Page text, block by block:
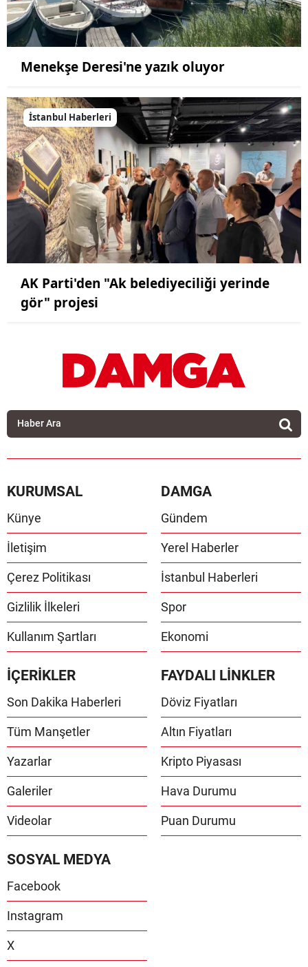
Menekşe Deresi'ne yazık oluyor
İstanbul Haberleri
AK Parti'den "Ak belediyeciliği yerinde
gör" projesi
KURUMSAL
Künye
İletişim
Çerez Politikası
Gizlilik İlkeleri
Kullanım Şartları
DAMGA
Gündem
Yerel Haberler
İstanbul Haberleri
Spor
Ekonomi
İÇERİKLER
Son Dakika Haberleri
Tüm Manşetler
Yazarlar
Galeriler
Videolar
FAYDALI LİNKLER
Döviz Fiyatları
Altın Fiyatları
Kripto Piyasası
Hava Durumu
Puan Durumu
SOSYAL MEDYA
Facebook
Instagram
X